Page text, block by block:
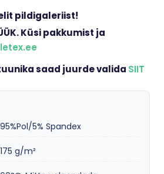
pildigaleriist!
Küsi pakkumist ja
saad juurde valida SIIT
95%Pol/5% Spandex
175 g/m²